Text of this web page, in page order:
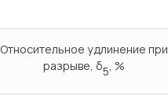
Относительное удлинение при
разрыве, δ5, %